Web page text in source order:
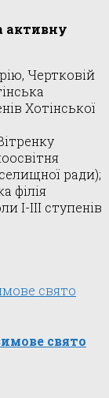
активну
Чертковій
Хотінської
ради);
філія
I-III ступенів
свято